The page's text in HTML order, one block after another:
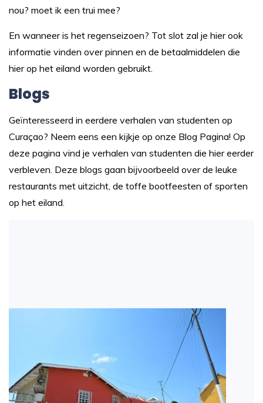
nou? moet ik een trui mee?
En wanneer is het regenseizoen? Tot slot zal je hier ook
informatie vinden over pinnen en de betaalmiddelen die
hier op het eiland worden gebruikt.
Blogs
Geïnteresseerd in eerdere verhalen van studenten op
Curaçao? Neem eens een kijkje op onze Blog Pagina! Op
deze pagina vind je verhalen van studenten die hier eerder
verbleven. Deze blogs gaan bijvoorbeeld over de leuke
restaurants met uitzicht, de toffe bootfeesten of sporten
op het eiland.